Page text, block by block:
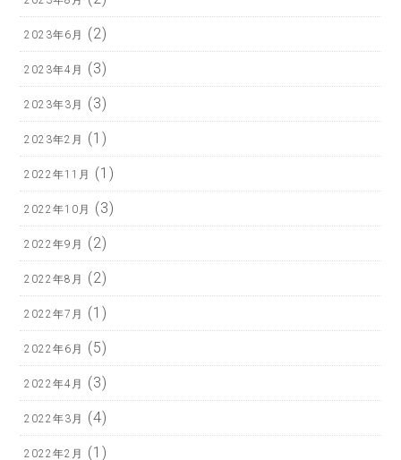
2023年6月 (2)
2023年4月 (3)
2023年3月 (3)
2023年2月 (1)
2022年11月 (1)
2022年10月 (3)
2022年9月 (2)
2022年8月 (2)
2022年7月 (1)
2022年6月 (5)
2022年4月 (3)
2022年3月 (4)
2022年2月 (1)